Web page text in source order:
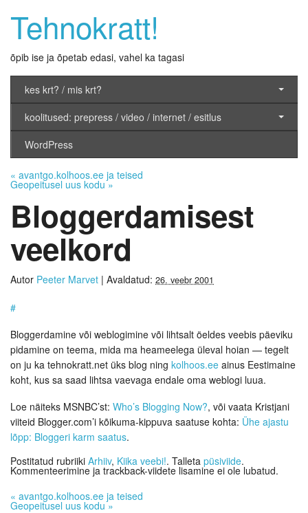
Tehnokratt!
õpib ise ja õpetab edasi, vahel ka tagasi
kes krt? / mis krt?
koolitused: prepress / video / internet / esitlus
WordPress
« avantgo.kolhoos.ee ja teised
Geopeitusel uus kodu»
Bloggerdamisest
veelkord
Autor Peeter Marvet | Avaldatud: 26. veebr 2001
#
Bloggerdamine või weblogimine või lihtsalt öeldes veebis päeviku
pidamine on teema, mida ma heameelega üleval hoian — tegelt
on ju ka tehnokratt.net üks blog ning kolhoos.ee ainus Eestimaine
koht, kus sa saad lihtsa vaevaga endale oma weblogi luua.
Loe näiteks MSNBC’st: Who’s Blogging Now?, või vaata Kristjani
viiteid Blogger.com’i kõikuma-kippuva saatuse kohta: Ühe ajastu
lõpp: Bloggeri karm saatus.
Postitatud rubriiki Arhiiv, Kiika veebi!. Talleta püsiviide.
Kommenteerimine ja trackback-viidete lisamine ei ole lubatud.
« avantgo.kolhoos.ee ja teised
Geopeitusel uus kodu»